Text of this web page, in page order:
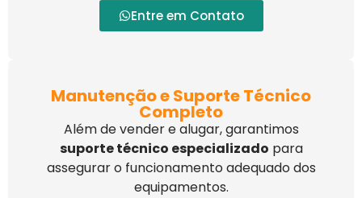
Entre em Contato
Manutenção e Suporte Técnico
Completo
Além de vender e alugar, garantimos
suporte técnico especializado para
assegurar o funcionamento adequado dos
equipamentos.